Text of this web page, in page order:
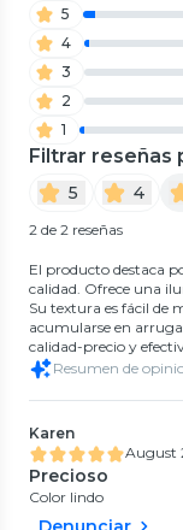
5
4
3
2
1
Filtrar reseñas
5 4
2 de 2 reseñas
El producto destaca
calidad. Ofrece una
Su textura es fácil de
acumularse en
calidad-precio y
Resumen de
Karen
August
Precioso
Color lindo